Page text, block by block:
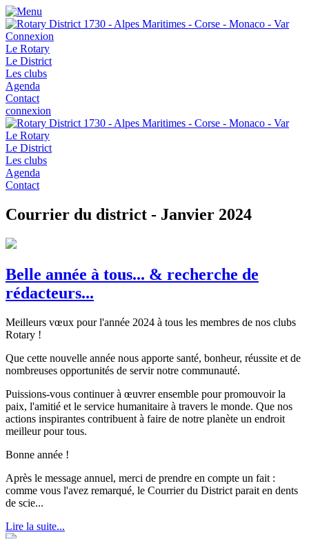
Connexion
Le Rotary
Le District
Les clubs
Agenda
Contact
connexion
Le Rotary
Le District
Les clubs
Agenda
Contact
Courrier du district - Janvier 2024
Belle année à tous... & recherche de
rédacteurs...
Meilleurs vœux pour l'année 2024 à tous les membres de nos clubs
Rotary !
Que cette nouvelle année nous apporte santé, bonheur, réussite et de
nombreuses opportunités de servir notre communauté.
Puissions-vous continuer à œuvrer ensemble pour promouvoir la
paix, l'amitié et le service humanitaire à travers le monde. Que nos
actions inspirantes contribuent à faire de notre planète un endroit
meilleur pour tous.
Bonne année !
Après le message annuel, merci de prendre en compte un fait :
comme vous l'avez remarqué, le Courrier du District parait en dents
de scie...
Lire la suite...